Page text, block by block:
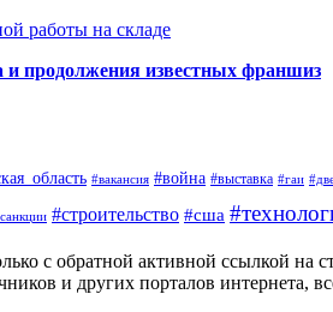
работы на складе
и продолжения известных франшиз
#вакансия #война #выставка #гаи
#строительство #сша
с обратной активной ссылкой на
и других порталов интернета,